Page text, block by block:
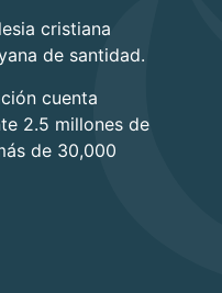
cristiana
de santidad.
cuenta
2.5 millones de
de 30,000